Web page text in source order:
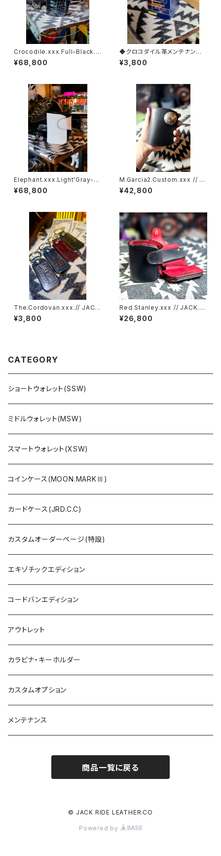
Crocodile.xxx.Full-Black.E
dition// JACK.RIDE.SSW
¥68,800
◆クロコダイル革メンテナンス
【レプタイルクリーム】◆
¥3,800
Elephant.xxx.Light'Gray-W
hite.Edition// JACK.RIDE.S
SW
¥68,800
M.Garcia2.Custom.xxx // J
ACK.RIDE.SSW
¥42,800
The.Cordovan.xxx.// JACK.
RIDE.KEYCHAIN
¥3,800
Red.Stanley.xxx // JACK.RI
DE.SSW
¥26,800
CATEGORY
ショートウォレット(SSW)
ミドルウォレット(MSW)
スマートウォレット(XSW)
コインケース(MOON.MARKⅢ)
カードケース(JRD.C.C)
カスタムオーダーページ(特設)
エキゾチックエディション
コードバンエディション
アウトレット
カラビナ・キーホルダー
カスタムオプション
メンテナンス
商品一覧に戻る
© JACK RIDE LEATHER.CO
Powered by